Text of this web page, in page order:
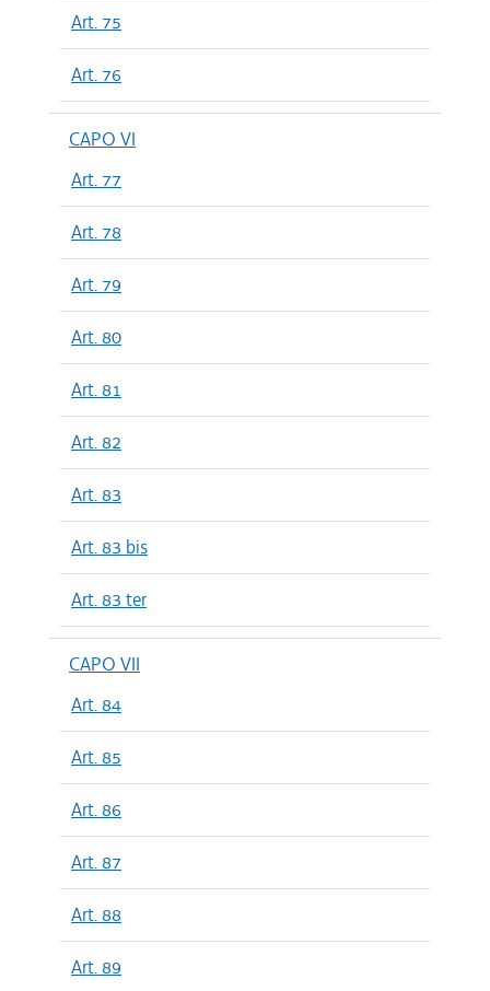
Art. 75
Art. 76
CAPO VI
Art. 77
Art. 78
Art. 79
Art. 80
Art. 81
Art. 82
Art. 83
Art. 83 bis
Art. 83 ter
CAPO VII
Art. 84
Art. 85
Art. 86
Art. 87
Art. 88
Art. 89